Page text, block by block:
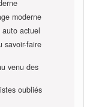
moderne
auto actuel
savoir-faire
venu des
oubliés